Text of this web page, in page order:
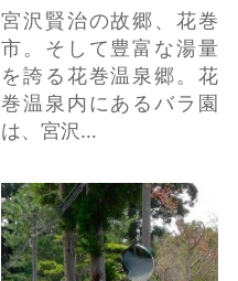
宮沢賢治の故郷、花巻
市。そして豊富な湯量
を誇る花巻温泉郷。花
巻温泉内にあるバラ園
は、宮沢…
奥州プレミアムタクシ
ー認定乗務員と行く
奥州ロマンの旅 の詳
細はこちら